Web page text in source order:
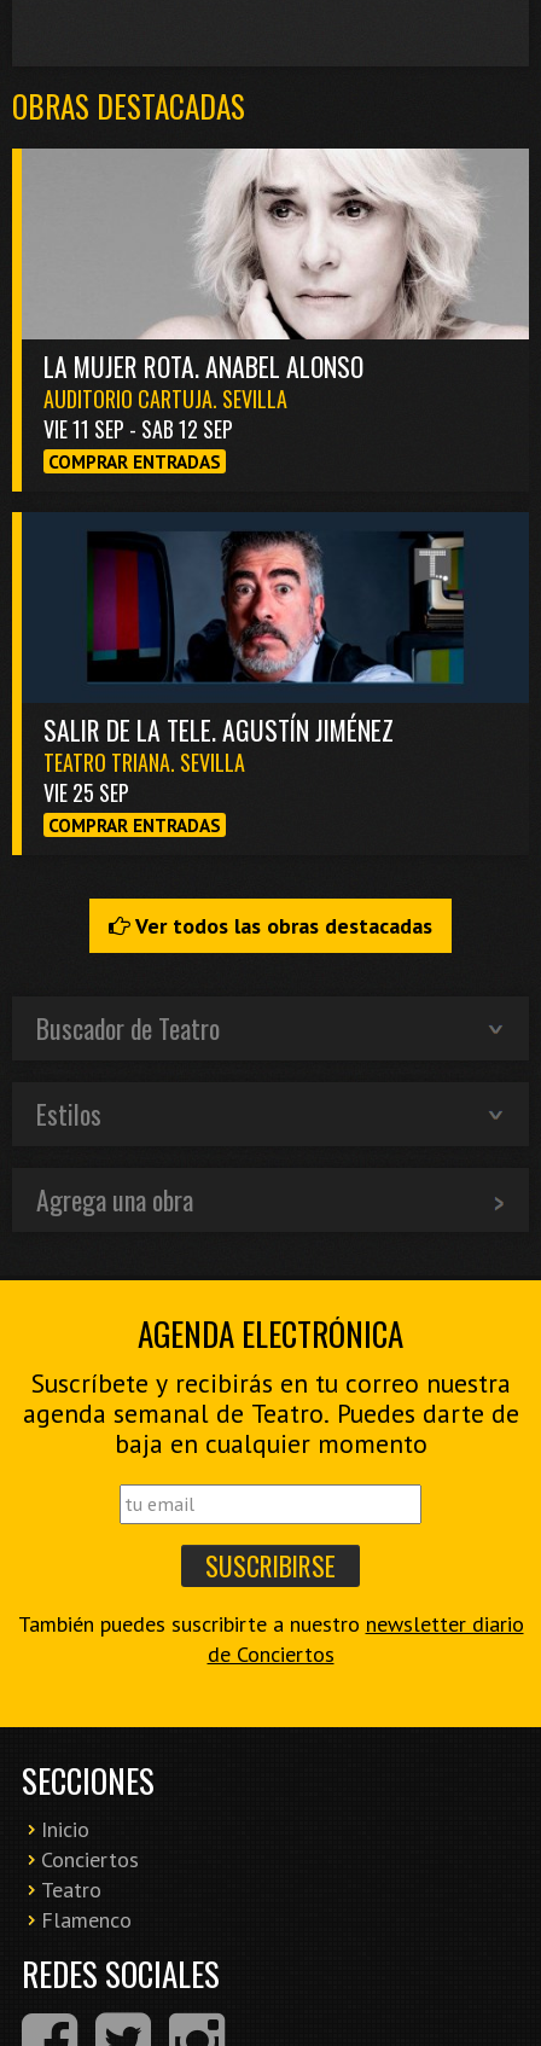
OBRAS DESTACADAS
LA MUJER ROTA. ANABEL ALONSO
AUDITORIO CARTUJA. SEVILLA
VIE 11 SEP - SAB 12 SEP
COMPRAR ENTRADAS
SALIR DE LA TELE. AGUSTÍN JIMÉNEZ
TEATRO TRIANA. SEVILLA
VIE 25 SEP
COMPRAR ENTRADAS
Ver todos las obras destacadas
Buscador de Teatro
Estilos
Agrega una obra
AGENDA ELECTRÓNICA
Suscríbete y recibirás en tu correo nuestra
agenda semanal de Teatro. Puedes darte de
baja en cualquier momento
También puedes suscribirte a nuestro newsletter diario
de Conciertos
SECCIONES
Inicio
Conciertos
Teatro
Flamenco
REDES SOCIALES